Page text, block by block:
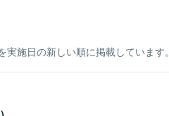
施日の新しい順に掲載しています。